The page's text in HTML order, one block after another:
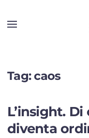
Tag:caos
L’insight.
diventa